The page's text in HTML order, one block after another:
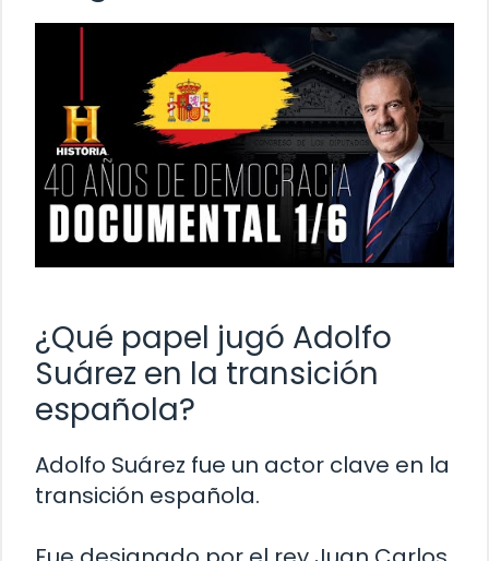
¿Qué papel jugó Adolfo
Suárez en la transición
española?
Adolfo Suárez fue un actor clave en la
transición española.